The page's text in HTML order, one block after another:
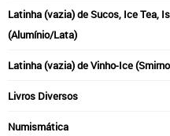
Latinha (vazia) de Sucos, Ice Tea,
(Alumínio/Lata)
Latinha (vazia) de Vinho-Ice
Livros Diversos
Numismática